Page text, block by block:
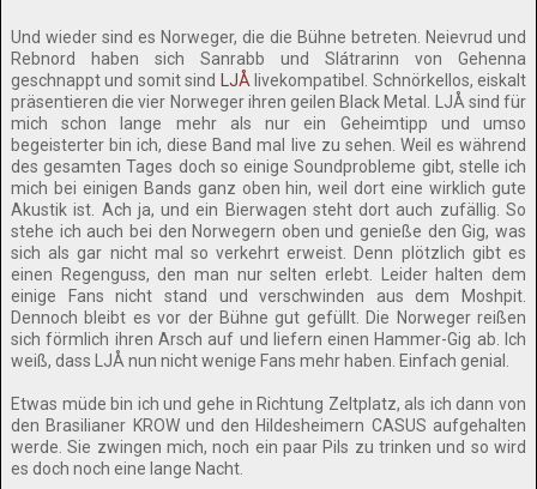
Und wieder sind es Norweger, die die Bühne betreten. Neievrud und
Rebnord haben sich Sanrabb und Slátrarinn von Gehenna
geschnappt und somit sind
LJÅ livekompatibel. Schnörkellos, eiskalt
präsentieren die vier Norweger ihren geilen Black Metal. LJÅ sind für
mich schon lange mehr als nur ein Geheimtipp und umso
begeisterter bin ich, diese Band mal live zu sehen. Weil es während
des gesamten Tages doch so einige Soundprobleme gibt, stelle ich
mich bei einigen Bands ganz oben hin, weil dort eine wirklich gute
Akustik ist. Ach ja, und ein Bierwagen steht dort auch zufällig. So
stehe ich auch bei den Norwegern oben und genieße den Gig, was
sich als gar nicht mal so verkehrt erweist. Denn plötzlich gibt es
einen Regenguss, den man nur selten erlebt. Leider halten dem
einige Fans nicht stand und verschwinden aus dem Moshpit.
Dennoch bleibt es vor der Bühne gut gefüllt. Die Norweger reißen
sich förmlich ihren Arsch auf und liefern einen Hammer-Gig ab. Ich
weiß, dass LJÅ nun nicht wenige Fans mehr haben. Einfach genial.
Etwas müde bin ich und gehe in Richtung Zeltplatz, als ich dann von
den Brasilianer KROW und den Hildesheimern CASUS aufgehalten
werde. Sie zwingen mich, noch ein paar Pils zu trinken und so wird
es doch noch eine lange Nacht.